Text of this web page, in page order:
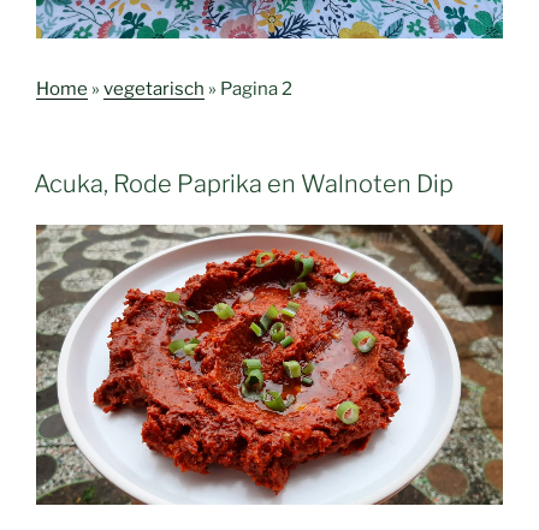
Home » vegetarisch » Pagina 2
Acuka, Rode Paprika en Walnoten Dip